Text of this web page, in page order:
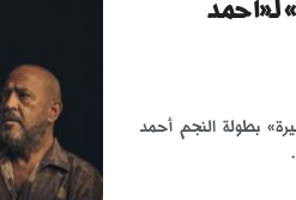
بطولة النجم أحمد